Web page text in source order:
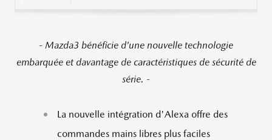
- Mazda3 bénéficie d'une nouvelle technologie
embarquée et davantage de caractéristiques de sécurité de
série. -
La nouvelle intégration d'Alexa offre des
commandes mains libres plus faciles